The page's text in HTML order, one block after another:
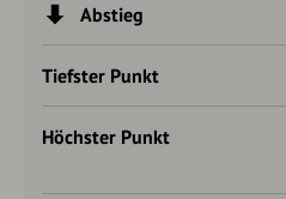
Abstieg
Tiefster Punkt
Höchster Punkt